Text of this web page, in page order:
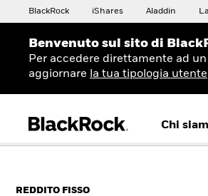
BlackRock iShares Aladdin
Benvenuto sul sito di
Per accedere direttamente ad
aggiornare
la tua tipologia utente
Chi
REDDITO FISSO